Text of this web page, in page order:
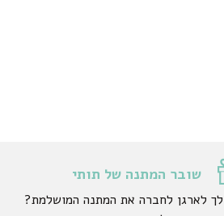
שובר המתנה של תותי
לארגן לחברה את המתנה המושלמת?